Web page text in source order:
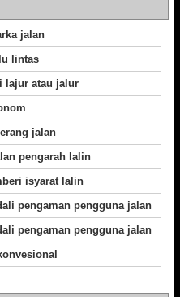
jalan
lintas
lajur atau jalur
jalan
pengarah lalin
isyarat lalin
pengaman pengguna jalan
pengaman pengguna jalan